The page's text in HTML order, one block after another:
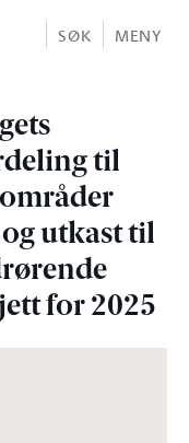
SØK MENY
til
utkast til
for 2025